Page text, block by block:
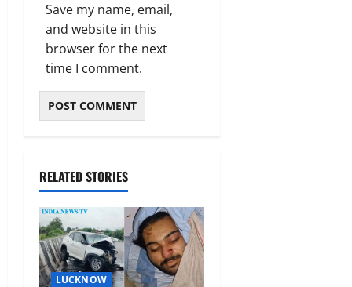
Save my name, email,
and website in this
browser for the next
time I comment.
RELATED STORIES
LUCKNOW